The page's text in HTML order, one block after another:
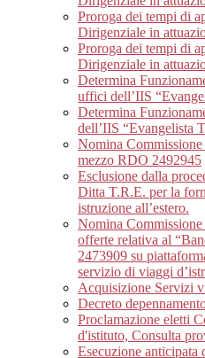
Proroga dei tempi di
Dirigenziale in
Proroga dei tempi di
Dirigenziale in
Determina
uffici dell’IIS
Determina
dell’IIS “Evangelista
Nomina
mezzo RDO 2492945
Esclusione dalla
Ditta T.R.E. per la
istruzione all’estero.
Nomina Commissione
offerte relativa al
2473909 su
servizio di viaggi
Acquisizione Servizi
Decreto
Proclamazione eletti
d'istituto, Consulta
Esecuzione anticipata